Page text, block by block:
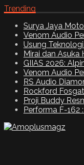
Trending
Surya Jaya
Venom Audio
Usung
Mirai dan Asuka
GIIAS 2026:
Venom Audio
RS Audio
Rockford
Proji Buddy
Performa F-162